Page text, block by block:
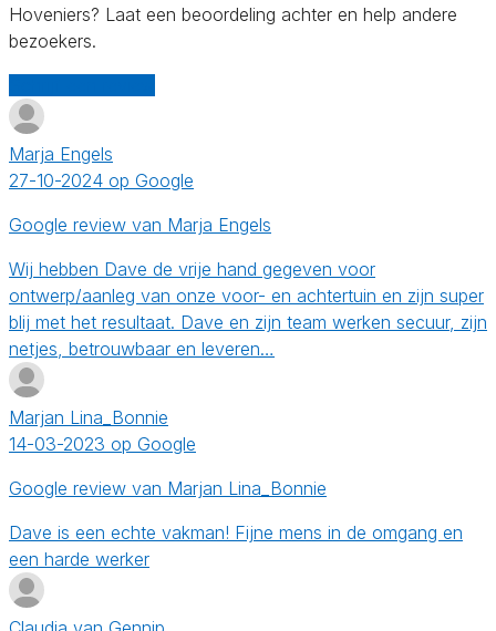
Hoveniers? Laat een beoordeling achter en help andere
bezoekers.
Marja Engels
27-10-2024 op Google
Google review van Marja Engels
Wij hebben Dave de vrije hand gegeven voor
ontwerp/aanleg van onze voor- en achtertuin en zijn super
blij met het resultaat. Dave en zijn team werken secuur, zijn
netjes, betrouwbaar en leveren…
Marjan Lina_Bonnie
14-03-2023 op Google
Google review van Marjan Lina_Bonnie
Dave is een echte vakman! Fijne mens in de omgang en
een harde werker